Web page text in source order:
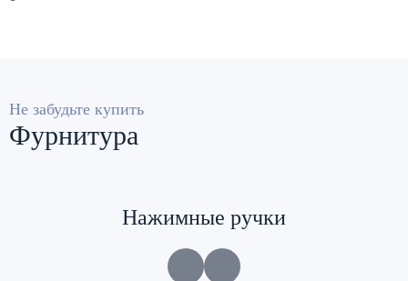
Не забудьте купить
Фурнитура
Нажимные ручки